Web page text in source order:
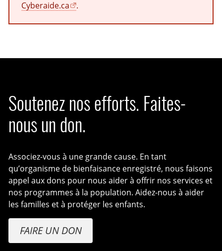
Cyberaide.ca .
Soutenez nos efforts. Faites-
nous un don.
Associez-vous à une grande cause. En tant
qu’organisme de bienfaisance enregistré, nous faisons
appel aux dons pour nous aider à offrir nos services et
nos programmes à la population. Aidez-nous à aider
les familles et à protéger les enfants.
FAIRE UN DON